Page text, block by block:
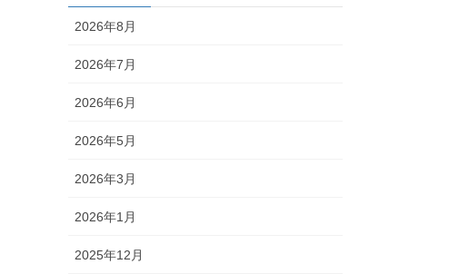
2026年8月
2026年7月
2026年6月
2026年5月
2026年3月
2026年1月
2025年12月